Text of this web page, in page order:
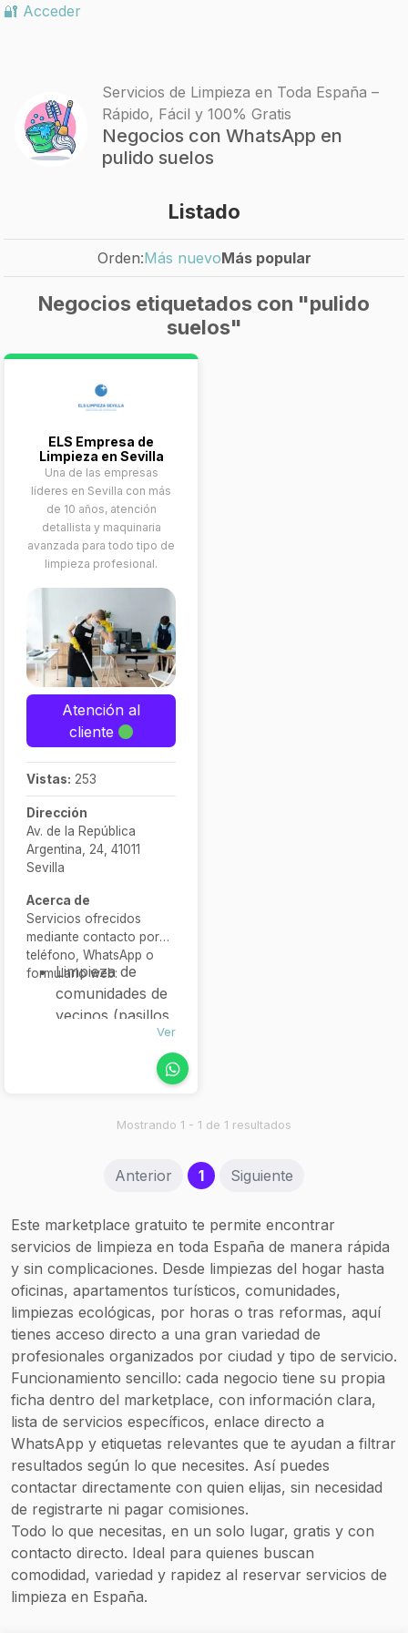
🔐 Acceder
Servicios de Limpieza en Toda España –
Rápido, Fácil y 100% Gratis
Negocios con WhatsApp en
pulido suelos
Listado
Orden:Más nuevoMás popular
Negocios etiquetados con "pulido
suelos"
ELS Empresa de
Limpieza en Sevilla
Una de las empresas
líderes en Sevilla con más
de 10 años, atención
detallista y maquinaria
avanzada para todo tipo de
limpieza profesional.
Atención al
cliente
Vistas: 253
Dirección
Av. de la República
Argentina, 24, 41011
Sevilla
Acerca de
Servicios ofrecidos
mediante contacto por
teléfono, WhatsApp o
formulario web:
Limpieza de
comunidades de
vecinos (pasillos,
reformas
oficinas, clínicas
garajes y
parkings
Pulido y
abrillantado de
suelos
Limpieza de
cristales en
altura
Desinfección
ambiental con
ozono
Ver
Mostrando 1 - 1 de 1 resultados
Anterior 1(current)
Siguiente
Este marketplace gratuito te permite encontrar
servicios de limpieza en toda España de manera rápida
y sin complicaciones. Desde limpiezas del hogar hasta
oficinas, apartamentos turísticos, comunidades,
limpiezas ecológicas, por horas o tras reformas, aquí
tienes acceso directo a una gran variedad de
profesionales organizados por ciudad y tipo de servicio.
Funcionamiento sencillo: cada negocio tiene su propia
ficha dentro del marketplace, con información clara,
lista de servicios específicos, enlace directo a
WhatsApp y etiquetas relevantes que te ayudan a filtrar
resultados según lo que necesites. Así puedes
contactar directamente con quien elijas, sin necesidad
de registrarte ni pagar comisiones.
Todo lo que necesitas, en un solo lugar, gratis y con
contacto directo. Ideal para quienes buscan
comodidad, variedad y rapidez al reservar servicios de
limpieza en España.